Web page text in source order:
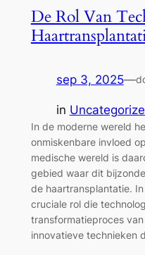
De Rol Van
sep 3, 2025—
in
In de moderne wereld
onmiskenbare invloed
medische wereld is
gebied waar dit
de haartransplantatie.
cruciale rol die
transformatieproces
innovatieve technieken